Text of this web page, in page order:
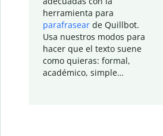
herramienta para
parafrasear de Quillbot.
Usa nuestros modos para
hacer que el texto suene
como quieras: formal,
académico, simple…